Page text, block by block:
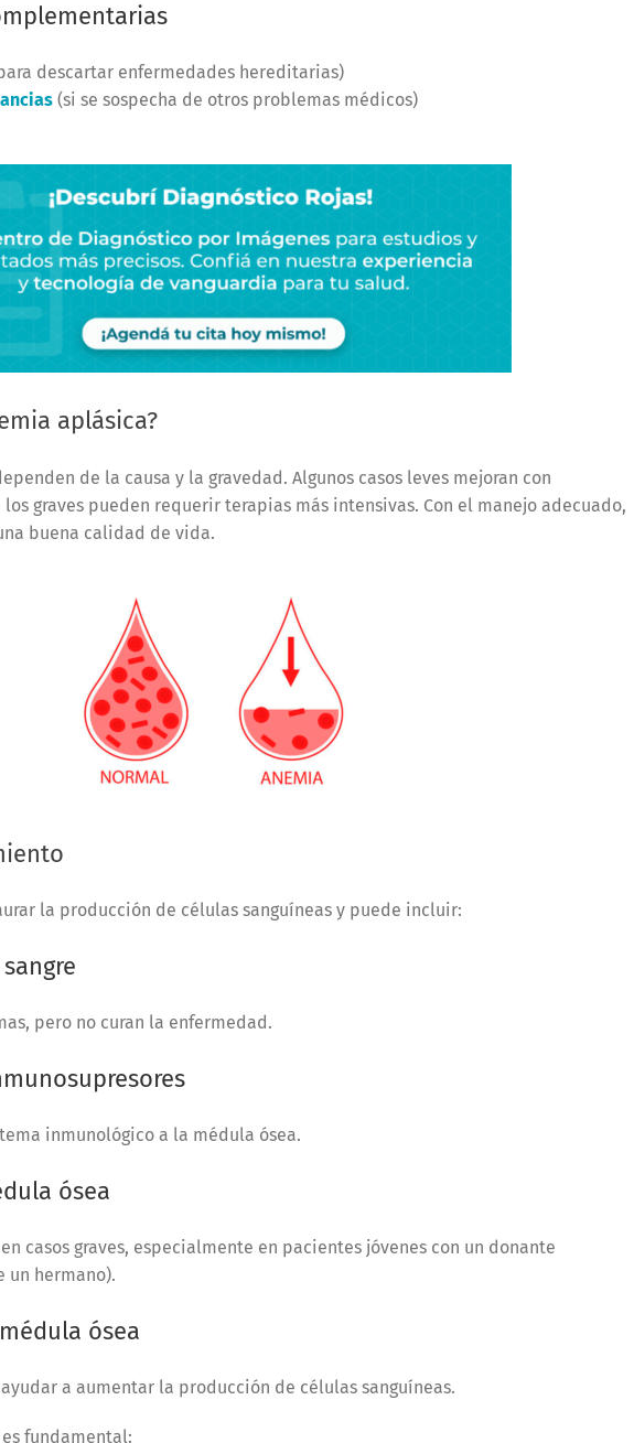
descartar enfermedades hereditarias)
(si se sospecha de otros problemas médicos)
aplásica?
de la causa y la gravedad. Algunos casos leves mejoran con
graves pueden requerir terapias más intensivas. Con el manejo adecuado,
buena calidad de vida.
la producción de células sanguíneas y puede incluir:
pero no curan la enfermedad.
inmunológico a la médula ósea.
ósea
casos graves, especialmente en pacientes jóvenes con un donante
un hermano).
ósea
a aumentar la producción de células sanguíneas.
es fundamental: